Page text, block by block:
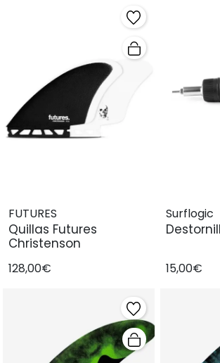
FUTURES
Quillas Futures
Christenson
128,00€
Surflogic
15,00€